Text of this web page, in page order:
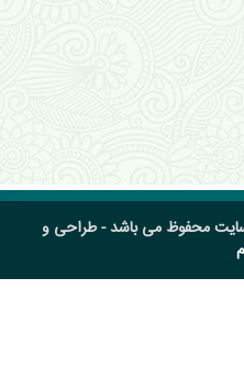
محفوظ می باشد - طراحی و